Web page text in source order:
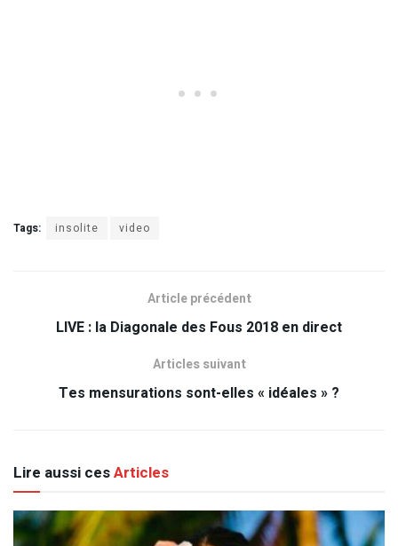
Tags: insolite video
Article précédent
LIVE : la Diagonale des Fous 2018 en direct
Articles suivant
Tes mensurations sont-elles « idéales » ?
Lire aussi cesArticles